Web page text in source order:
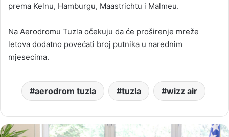
prema Kelnu, Hamburgu, Maastrichtu i Malmeu.
Na Aerodromu Tuzla očekuju da će proširenje mreže
letova dodatno povećati broj putnika u narednim
mjesecima.
aerodrom tuzla tuzla wizz air